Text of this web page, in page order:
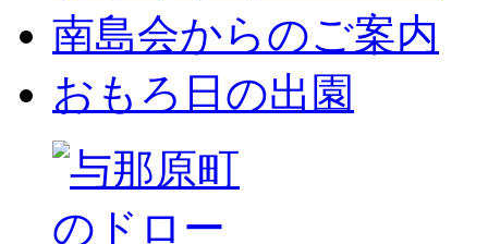
南島会からのご案内
おもろ日の出園